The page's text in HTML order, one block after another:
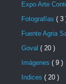
Expo Arte
Fotografías ( 3
Fuente Agria
Goval ( 20 )
Imágenes ( 9 )
Indices ( 20 )